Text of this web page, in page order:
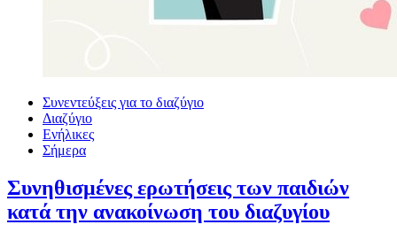
Συνεντεύξεις για το διαζύγιο
Διαζύγιο
Ενήλικες
Σήμερα
Συνηθισμένες ερωτήσεις των παιδιών
κατά την ανακοίνωση του διαζυγίου